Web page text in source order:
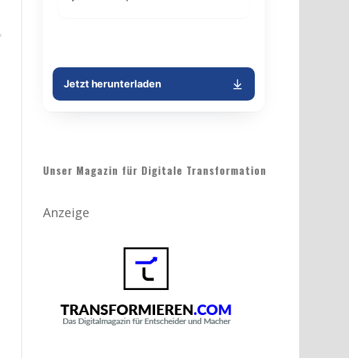
Unser Magazin für Digitale Transformation
Anzeige